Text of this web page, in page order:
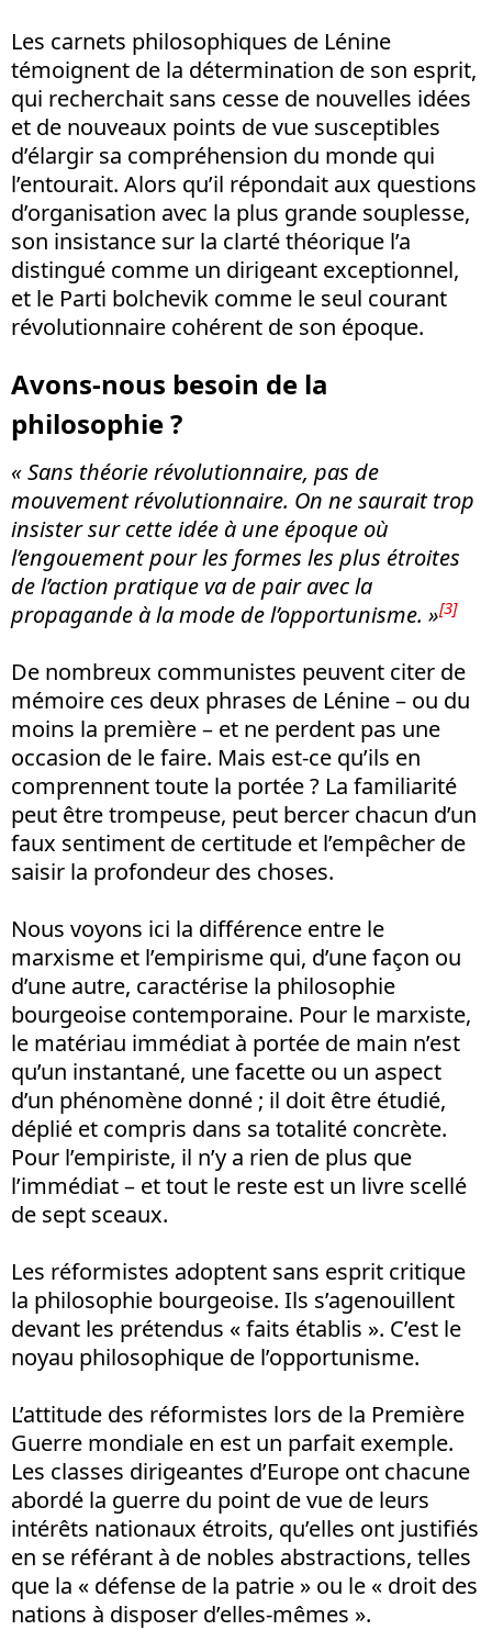
Les carnets philosophiques de Lénine
témoignent de la détermination de son esprit,
qui recherchait sans cesse de nouvelles idées
et de nouveaux points de vue susceptibles
d’élargir sa compréhension du monde qui
l’entourait. Alors qu’il répondait aux questions
d’organisation avec la plus grande souplesse,
son insistance sur la clarté théorique l’a
distingué comme un dirigeant exceptionnel,
et le Parti bolchevik comme le seul courant
révolutionnaire cohérent de son époque.
Avons-nous besoin de la
philosophie ?
« Sans théorie révolutionnaire, pas de
mouvement révolutionnaire. On ne saurait trop
insister sur cette idée à une époque où
l’engouement pour les formes les plus étroites
de l’action pratique va de pair avec la
propagande à la mode de l’opportunisme. »[3]
De nombreux communistes peuvent citer de
mémoire ces deux phrases de Lénine – ou du
moins la première – et ne perdent pas une
occasion de le faire. Mais est-ce qu’ils en
comprennent toute la portée ? La familiarité
peut être trompeuse, peut bercer chacun d’un
faux sentiment de certitude et l’empêcher de
saisir la profondeur des choses.
Nous voyons ici la différence entre le
marxisme et l’empirisme qui, d’une façon ou
d’une autre, caractérise la philosophie
bourgeoise contemporaine. Pour le marxiste,
le matériau immédiat à portée de main n’est
qu’un instantané, une facette ou un aspect
d’un phénomène donné ; il doit être étudié,
déplié et compris dans sa totalité concrète.
Pour l’empiriste, il n’y a rien de plus que
l’immédiat – et tout le reste est un livre scellé
de sept sceaux.
Les réformistes adoptent sans esprit critique
la philosophie bourgeoise. Ils s’agenouillent
devant les prétendus « faits établis ». C’est le
noyau philosophique de l’opportunisme.
L’attitude des réformistes lors de la Première
Guerre mondiale en est un parfait exemple.
Les classes dirigeantes d’Europe ont chacune
abordé la guerre du point de vue de leurs
intérêts nationaux étroits, qu’elles ont justifiés
en se référant à de nobles abstractions, telles
que la « défense de la patrie » ou le « droit des
nations à disposer d’elles-mêmes ».